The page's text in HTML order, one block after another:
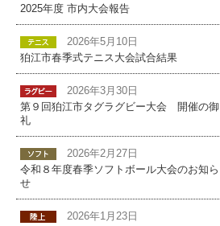
2025年度 市内大会報告
2026年5月10日
狛江市春季式テニス大会試合結果
2026年3月30日
第９回狛江市タグラグビー大会 開催の御
礼
2026年2月27日
令和８年度春季ソフトボール大会のお知ら
せ
2026年1月23日